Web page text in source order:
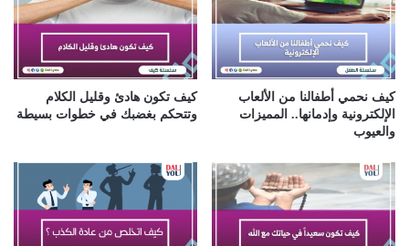
كيف نحمي أطفالنا من الألعاب
الإلكترونية وإدمانها.. المميزات
والعيوب
كيف تكون هادئ وقليل الكلام
وتتحكم بغضبك في خطوات بسيطة